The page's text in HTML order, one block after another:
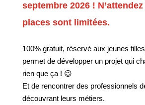
septembre 2026 !
places sont limitées.
100% gratuit, réservé aux jeunes
permet de développer un projet qui
rien que ça ! 😉
Et de rencontrer des professionnels
découvrant leurs métiers.